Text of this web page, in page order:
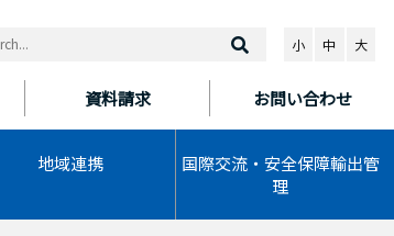
資料請求 お問い合わせ
地域連携
国際交流・安全保障輸出管
理
小 中 大